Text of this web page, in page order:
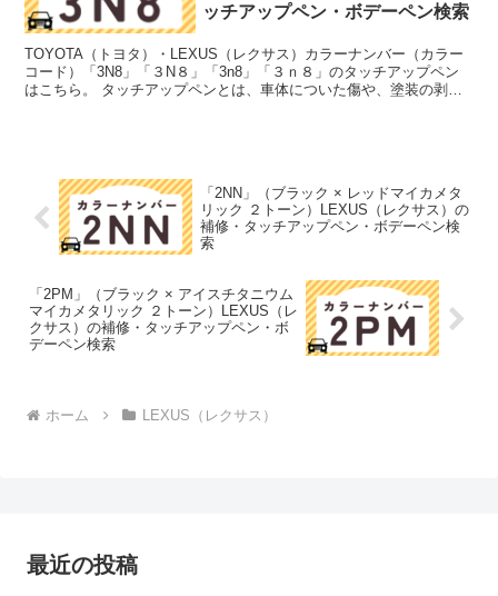
ッチアップペン・ボデーペン検索
TOYOTA（トヨタ）・LEXUS（レクサス）カラーナンバー（カラー
コード）「3N8」「３N８」「3n8」「３ｎ８」のタッチアップペン
はこちら。 タッチアップペンとは、車体についた傷や、塗装の剥が
「2NN」（ブラック × レッドマイカメタ
リック ２トーン）LEXUS（レクサス）の
補修・タッチアップペン・ボデーペン検
索
「2PM」（ブラック × アイスチタニウム
マイカメタリック ２トーン）LEXUS（レ
クサス）の補修・タッチアップペン・ボ
デーペン検索
ホーム LEXUS（レクサス）
最近の投稿